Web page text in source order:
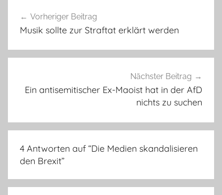
Vorheriger Beitrag
Musik sollte zur Straftat erklärt werden
Nächster Beitrag
Ein antisemitischer Ex-Maoist hat in der AfD
nichts zu suchen
4 Antworten auf “Die Medien skandalisieren
den Brexit”